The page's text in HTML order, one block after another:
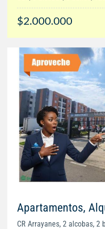
$2.000.000
Apartamentos,
CR Arrayanes, 2 alcobas, 2